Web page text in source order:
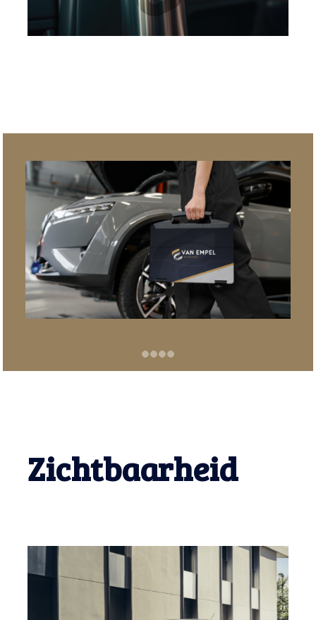
Zichtbaarheid